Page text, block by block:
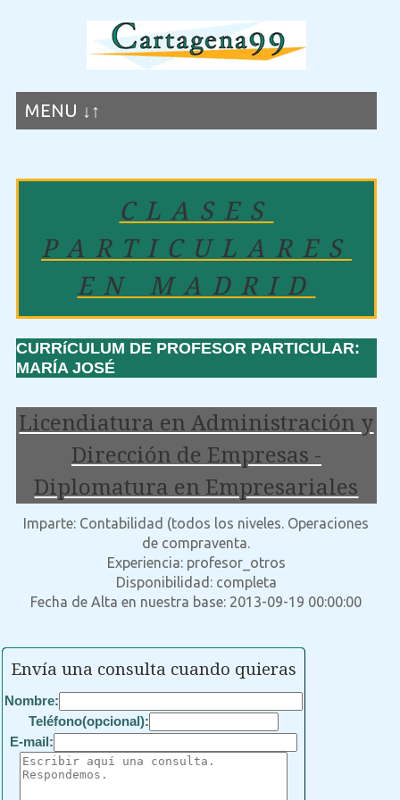
MENU ↓↑
CLASES
PARTICULARES
EN MADRID
CURRíCULUM DE PROFESOR PARTICULAR:
MARÍA JOSÉ
Licendiatura en Administración y
Dirección de Empresas -
Diplomatura en Empresariales
Imparte: Contabilidad (todos los niveles. Operaciones
de compraventa.
Experiencia: profesor_otros
Disponibilidad: completa
Fecha de Alta en nuestra base: 2013-09-19 00:00:00
Envía una consulta cuando quieras
Nombre:
Teléfono(opcional):
E-mail: